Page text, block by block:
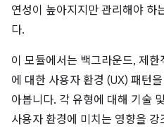
연성이 높아지지만 관리해야 하
다.
이 모듈에서는 백그라운드, 제
에 대한 사용자 환경 (UX) 패턴
아봅니다. 각 유형에 대해 기술
사용자 환경에 미치는 영향을 강